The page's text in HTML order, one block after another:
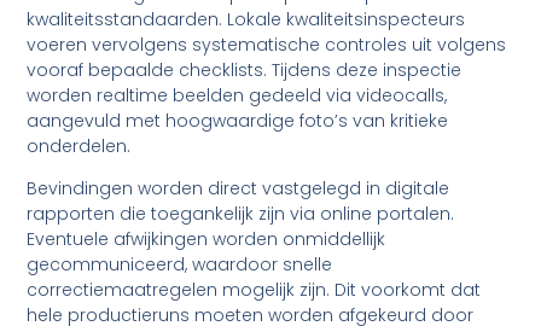
kwaliteitsstandaarden. Lokale kwaliteitsinspecteurs
voeren vervolgens systematische controles uit volgens
vooraf bepaalde checklists. Tijdens deze inspectie
worden realtime beelden gedeeld via videocalls,
aangevuld met hoogwaardige foto’s van kritieke
onderdelen.
Bevindingen worden direct vastgelegd in digitale
rapporten die toegankelijk zijn via online portalen.
Eventuele afwijkingen worden onmiddellijk
gecommuniceerd, waardoor snelle
correctiemaatregelen mogelijk zijn. Dit voorkomt dat
hele productieruns moeten worden afgekeurd door